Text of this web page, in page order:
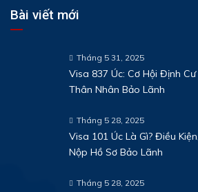
Bài viết mới
Tháng 5 31, 2025
Visa 837 Úc: Cơ Hội Định
Thân Nhân Bảo Lãnh
Tháng 5 28, 2025
Visa 101 Úc Là Gì? Điều
Nộp Hồ Sơ Bảo Lãnh
Tháng 5 28, 2025